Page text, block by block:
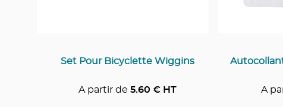
Set Pour Bicyclette Wiggins
A partir de 5.60 € HT A